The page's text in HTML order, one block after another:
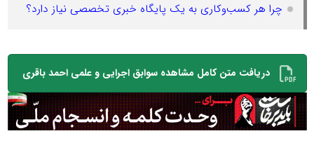
چرا هر کسب‌وکاری به یک پایگاه خبری تخصصی نیاز دارد؟
دریافت متن کامل مشاهده سوابق اجرایی و علمی احمد باقری